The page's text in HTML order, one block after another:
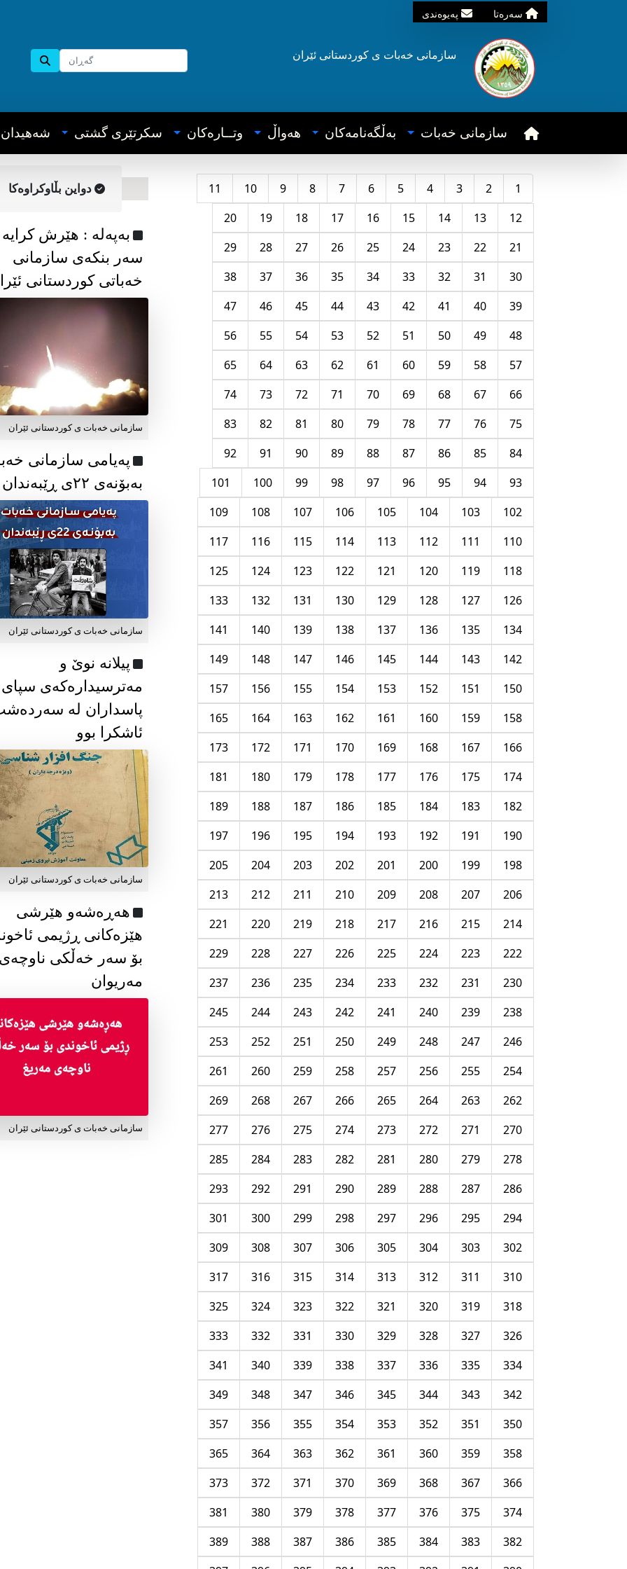
سه‌ره‌تا په‌یوه‌ندی
سازمانی خه‌بات ی کوردستانی ئێران
سازمانی خه‌بات به‌ڵگه‌نامه‌کان هه‌واڵ وتــاره‌کان سکرتێری گشتی شه‌هیدان
1
2
3
4
5
6
7
8
9
10
11
12
13
14
15
16
17
18
19
20
21
22
23
24
25
26
27
28
29
30
31
32
33
34
35
36
37
38
39
40
41
42
43
44
45
46
47
48
49
50
51
52
53
54
55
56
57
58
59
60
61
62
63
64
65
66
67
68
69
70
71
72
73
74
75
76
77
78
79
80
81
82
83
84
85
86
87
88
89
90
91
92
93
94
95
96
97
98
99
100
101
102
103
104
105
106
107
108
109
110
111
112
113
114
115
116
117
118
119
120
121
122
123
124
125
126
127
128
129
130
131
132
133
134
135
136
137
138
139
140
141
142
143
144
145
146
147
148
149
150
151
152
153
154
155
156
157
158
159
160
161
162
163
164
165
166
167
168
169
170
171
172
173
174
175
176
177
178
179
180
181
182
183
184
185
186
187
188
189
190
191
192
193
194
195
196
197
198
199
200
201
202
203
204
205
206
207
208
209
210
211
212
213
214
215
216
217
218
219
220
221
222
223
224
225
226
227
228
229
230
231
232
233
234
235
236
237
238
239
240
241
242
243
244
245
246
247
248
249
250
251
252
253
254
255
256
257
258
259
260
261
262
263
264
265
266
267
268
269
270
271
272
273
274
275
276
277
278
279
280
281
282
283
284
285
286
287
288
289
290
291
292
293
294
295
296
297
298
299
300
301
302
303
304
305
306
307
308
309
310
311
312
313
314
315
316
317
318
319
320
321
322
323
324
325
326
327
328
329
330
331
332
333
334
335
336
337
338
339
340
341
342
343
344
345
346
347
348
349
350
351
352
353
354
355
356
357
358
359
360
361
362
363
364
365
366
367
368
369
370
371
372
373
374
375
376
377
378
379
380
381
382
383
384
385
386
387
388
389
دواین بڵاوکراوه‌کا
به‌په‌له‌ : هێرش کرایە
سەر بنکەی سازمانی
خەباتی کوردستانی
سازمانی خەبات ی کوردستانی ئێران
پەیامی سازمانی
بەبۆنەی ۲۲ی ڕێبەندان
سازمانی خەبات ی كوردستانی ئێران
پیلانە نوێ و
مەترسیدارەکەی سپای
پاسداران لە
ئاشکرا بوو
سازمانی خەبات ی كوردستانی ئێران
هەڕەشەو هێرشی
هێزەکانی ڕژیمی
بۆ سەر خەڵکی
مەریوان
سازمانی خەبات ی کوردستانی ئێران